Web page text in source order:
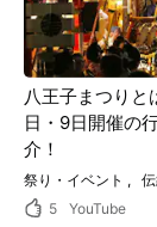
八王子まつり
日・9日開催の
介！
祭り・イベント
5
YouTube